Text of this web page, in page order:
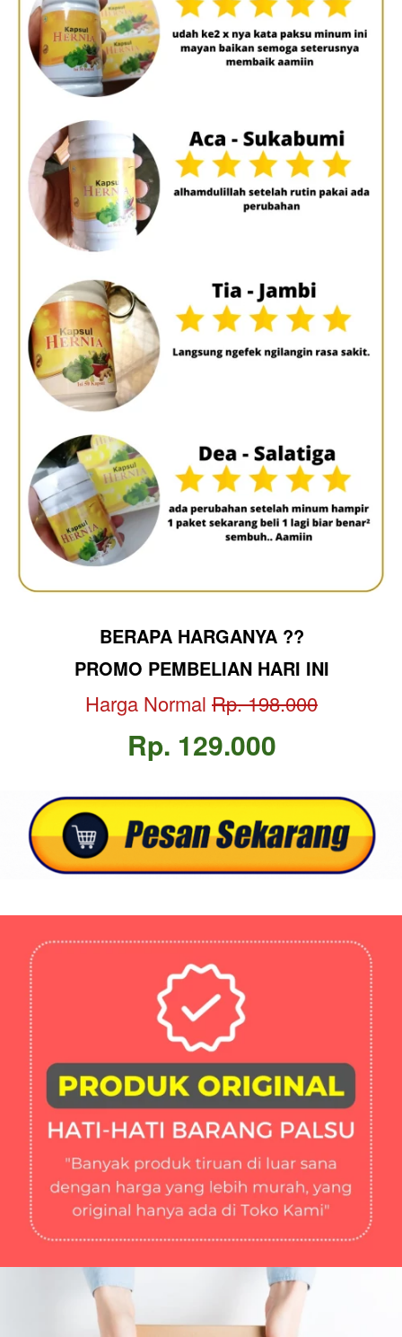
BERAPA HARGANYA ??
PROMO PEMBELIAN HARI INI
Harga Normal Rp. 198.000
Rp. 129.000